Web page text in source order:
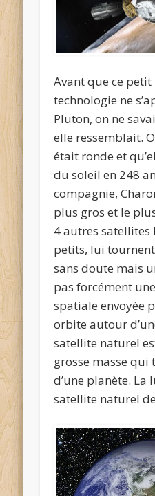
Avant que ce
technologie ne
Pluton, on ne
elle ressemblait.
était ronde et
du soleil en 248
compagnie,
plus gros et le
4 autres
petits, lui
sans doute mais
pas forcément
spatiale envoyée
orbite autour
satellite naturel
grosse masse
d’une planète. La
satellite naturel